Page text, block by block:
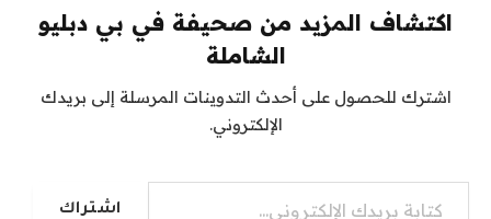
اكتشاف المزيد من صحيفة في بي دبليو
الشاملة
اشترك للحصول على أحدث التدوينات المرسلة إلى بريدك
الإلكتروني.
كتابة بريدك الإلكتروني...
اشتراك